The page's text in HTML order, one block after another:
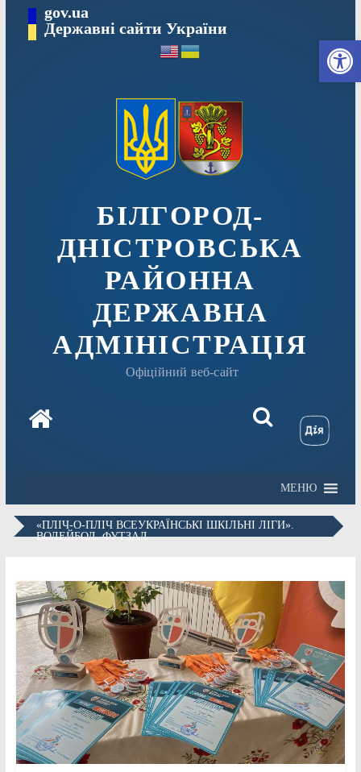
вмісту
gov.ua
Державні сайти України
БІЛГОРОД-
ДНІСТРОВСЬКА
РАЙОННА
ДЕРЖАВНА
АДМІНІСТРАЦІЯ
Офіційний веб-сайт
МЕНЮ
«ПЛІЧ-О-ПЛІЧ ВСЕУКРАЇНСЬКІ ШКІЛЬНІ ЛІГИ».
ВОЛЕЙБОЛ. ФУТЗАЛ